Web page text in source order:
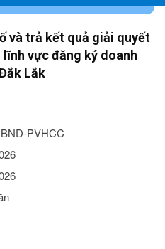
và trả kết quả giải quyết
vực đăng ký doanh
Lắk
PVHCC